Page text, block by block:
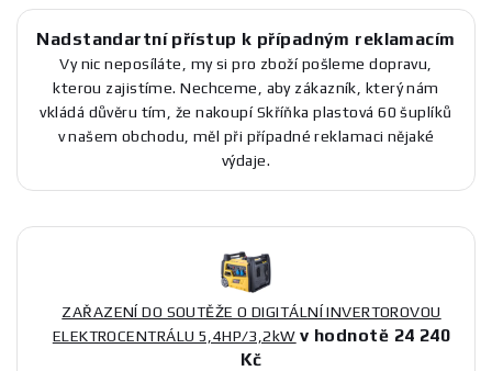
Nadstandartní přístup k případným reklamacím
Vy nic neposíláte, my si pro zboží pošleme dopravu,
kterou zajistíme. Nechceme, aby zákazník, který nám
vkládá důvěru tím, že nakoupí Skříňka plastová 60 šuplíků
v našem obchodu, měl při případné reklamaci nějaké
výdaje.
ZAŘAZENÍ DO SOUTĚŽE O DIGITÁLNÍ INVERTOROVOU
ELEKTROCENTRÁLU 5,4HP/3,2kW v hodnotě 24 240
Kč